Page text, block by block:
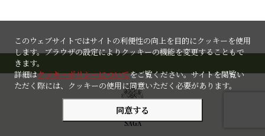
このウェブサイトではサイトの利便性の向上を目的にクッキーを使用
します。ブラウザの設定によりクッキーの機能を変更することもで
きます。
詳細はクッキーポリシーについてをご覧ください。サイトを閲覧い
ただく際には、クッキーの使用に同意いただく必要があります。
同意する